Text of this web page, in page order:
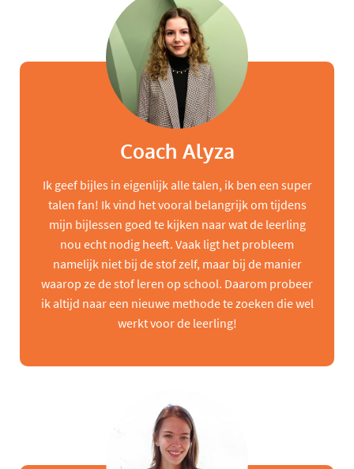
Coach Alyza
Ik geef bijles in eigenlijk alle talen, ik ben een super
talen fan! Ik vind het vooral belangrijk om tijdens
mijn bijlessen goed te kijken naar wat de leerling
nou echt nodig heeft. Vaak ligt het probleem
namelijk niet bij de stof zelf, maar bij de manier
waarop ze de stof leren op school. Daarom probeer
ik altijd naar een nieuwe methode te zoeken die wel
werkt voor de leerling!